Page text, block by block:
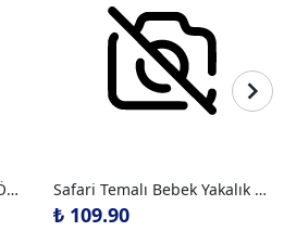
Gökkuşağı Temalı Yakalık Önlük Safari Temalı Bebek Yakalık Önlük
₺ 109.90